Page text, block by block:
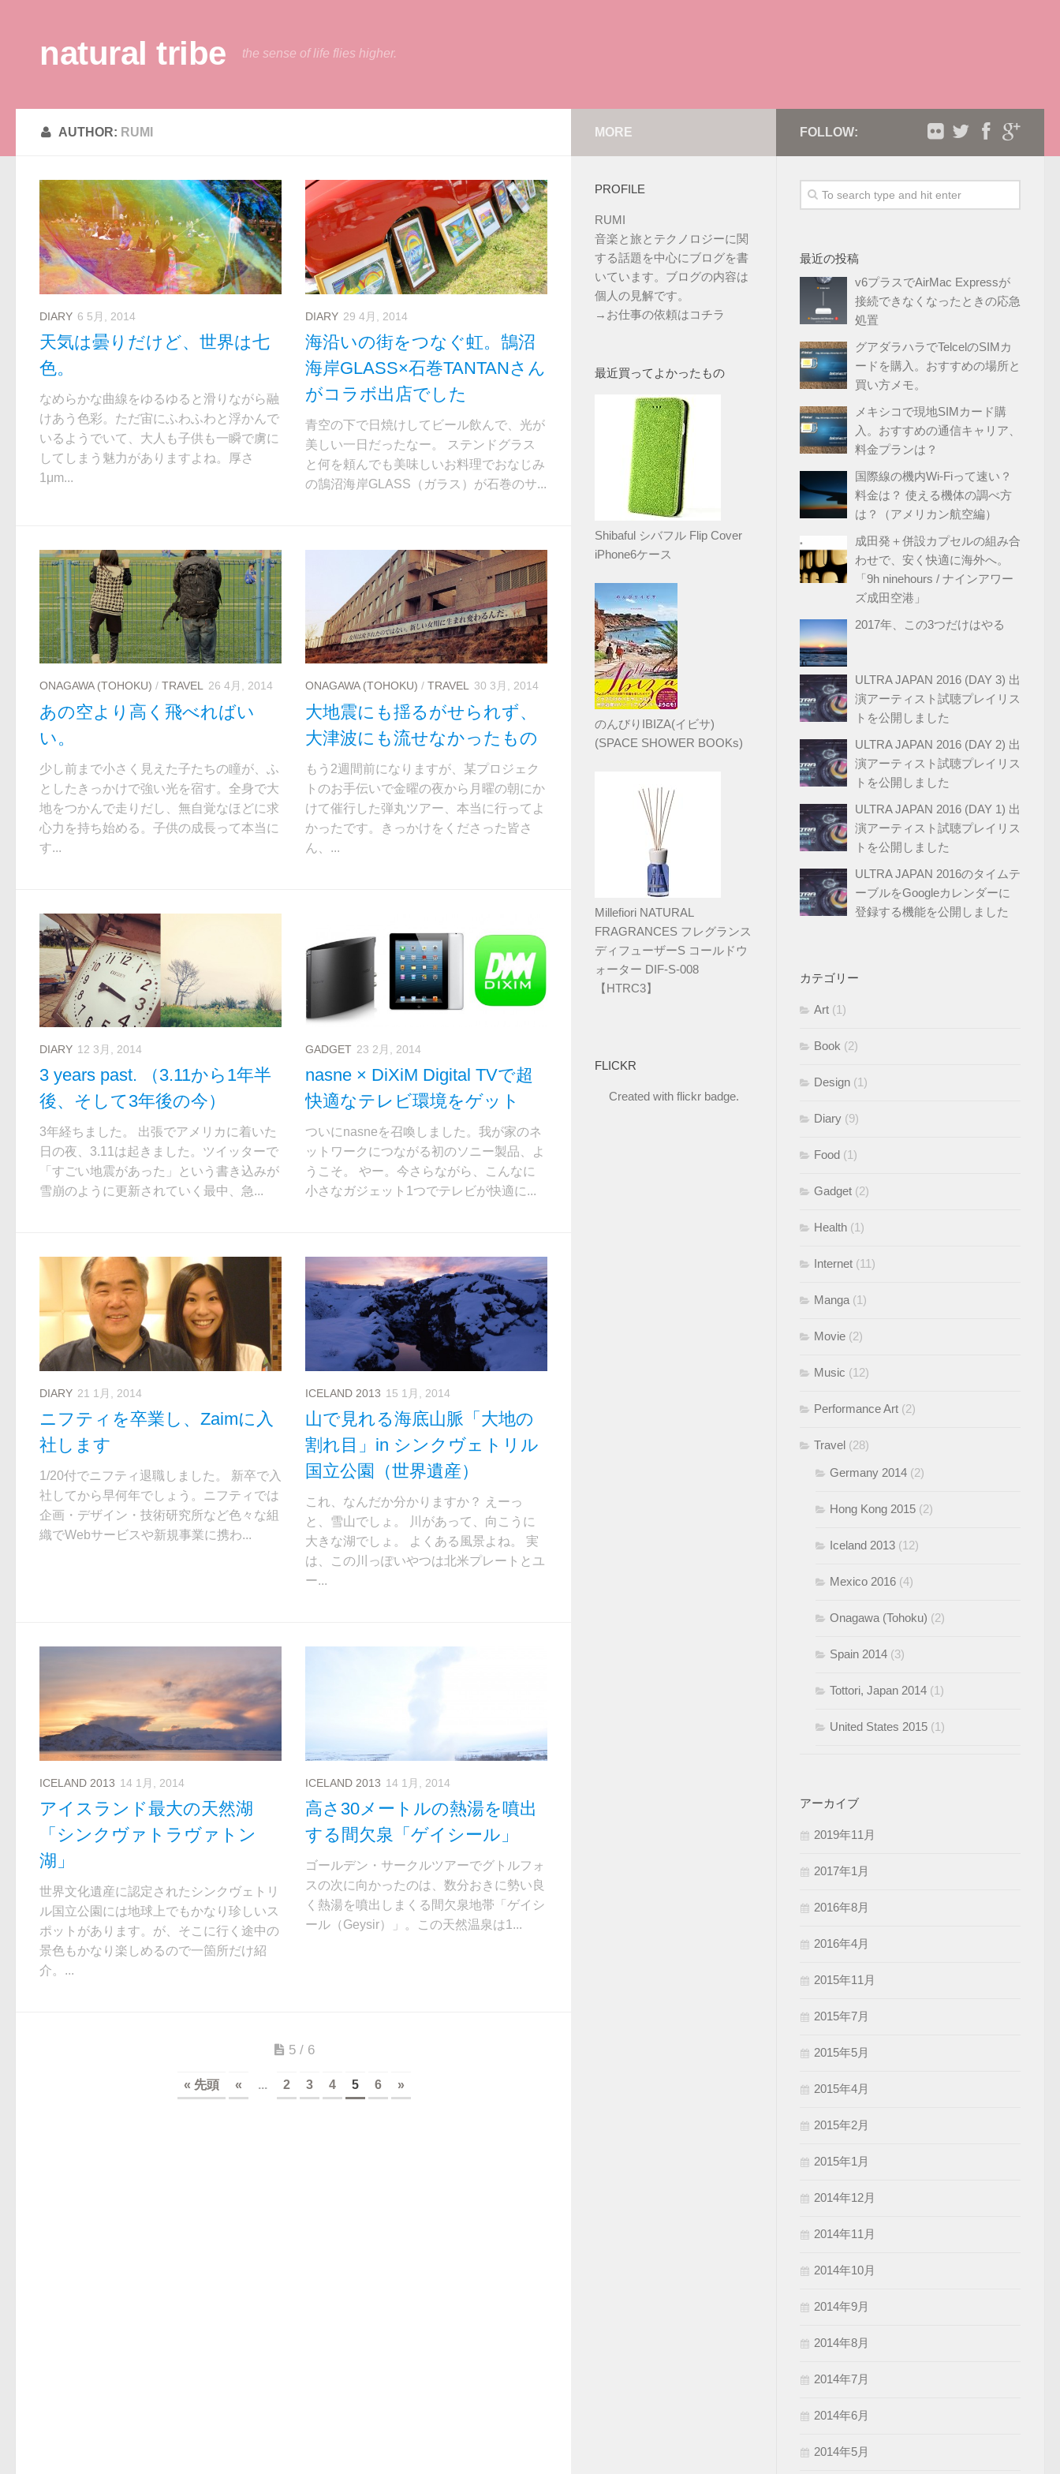
natural tribe the sense of life flies higher.
AUTHOR: RUMI
DIARY 6 5月, 2014
天気は曇りだけど、世界は七
色。
なめらかな曲線をゆるゆると滑りながら融
けあう色彩。ただ宙にふわふわと浮かんで
いるようでいて、大人も子供も一瞬で虜に
してしまう魅力がありますよね。厚さ
1μm...
DIARY 29 4月, 2014
海沿いの街をつなぐ虹。鵠沼
海岸GLASS×石巻TANTANさん
がコラボ出店でした
青空の下で日焼けしてビール飲んで、光が
美しい一日だったなー。 ステンドグラス
と何を頼んでも美味しいお料理でおなじみ
の鵠沼海岸GLASS（ガラス）が石巻のサ...
ONAGAWA (TOHOKU) / TRAVEL 26 4月, 2014
あの空より高く飛べればい
い。
少し前まで小さく見えた子たちの瞳が、ふ
としたきっかけで強い光を宿す。全身で大
地をつかんで走りだし、無自覚なほどに求
心力を持ち始める。子供の成長って本当に
す...
ONAGAWA (TOHOKU) / TRAVEL 30 3月, 2014
大地震にも揺るがせられず、
大津波にも流せなかったもの
もう2週間前になりますが、某プロジェク
トのお手伝いで金曜の夜から月曜の朝にか
けて催行した弾丸ツアー、本当に行ってよ
かったです。きっかけをくださった皆さ
ん、...
DIARY 12 3月, 2014
3 years past. （3.11から1年半
後、そして3年後の今）
3年経ちました。 出張でアメリカに着いた
日の夜、3.11は起きました。ツイッターで
「すごい地震があった」という書き込みが
雪崩のように更新されていく最中、急...
GADGET 23 2月, 2014
nasne × DiXiM Digital TVで超
快適なテレビ環境をゲット
ついにnasneを召喚しました。我が家のネ
ットワークにつながる初のソニー製品、よ
うこそ。 やー。今さらながら、こんなに
小さなガジェット1つでテレビが快適に...
DIARY 21 1月, 2014
ニフティを卒業し、Zaimに入
社します
1/20付でニフティ退職しました。 新卒で入
社してから早何年でしょう。ニフティでは
企画・デザイン・技術研究所など色々な組
織でWebサービスや新規事業に携わ...
ICELAND 2013 15 1月, 2014
山で見れる海底山脈「大地の
割れ目」in シンクヴェトリル
国立公園（世界遺産）
これ、なんだか分かりますか？ えーっ
と、雪山でしょ。 川があって、向こうに
大きな湖でしょ。 よくある風景よね。 実
は、この川っぽいやつは北米プレートとユ
ー...
ICELAND 2013 14 1月, 2014
アイスランド最大の天然湖
「シンクヴァトラヴァトン
湖」
世界文化遺産に認定されたシンクヴェトリ
ル国立公園には地球上でもかなり珍しいス
ポットがあります。が、そこに行く途中の
景色もかなり楽しめるので一箇所だけ紹
介。...
ICELAND 2013 14 1月, 2014
高さ30メートルの熱湯を噴出
する間欠泉「ゲイシール」
ゴールデン・サークルツアーでグトルフォ
スの次に向かったのは、数分おきに勢い良
く熱湯を噴出しまくる間欠泉地帯「ゲイシ
ール（Geysir）」。この天然温泉は1...
5 / 6
« 先頭 « ... 2 3 4 5 6 »
FOLLOW:
最近の投稿
v6プラスでAirMac Expressが
接続できなくなったときの応急
処置
グアダラハラでTelcelのSIMカ
ードを購入。おすすめの場所と
買い方メモ。
メキシコで現地SIMカード購
入。おすすめの通信キャリア、
料金プランは？
国際線の機内Wi-Fiって速い？
料金は？ 使える機体の調べ方
は？（アメリカン航空編）
成田発＋併設カプセルの組み合
わせで、安く快適に海外へ。
「9h ninehours / ナインアワー
ズ成田空港」
2017年、この3つだけはやる
ULTRA JAPAN 2016 (DAY 3) 出
演アーティスト試聴プレイリス
トを公開しました
ULTRA JAPAN 2016 (DAY 2) 出
演アーティスト試聴プレイリス
トを公開しました
ULTRA JAPAN 2016 (DAY 1) 出
演アーティスト試聴プレイリス
トを公開しました
ULTRA JAPAN 2016のタイムテ
ーブルをGoogleカレンダーに
登録する機能を公開しました
カテゴリー
Art (1)
Book (2)
Design (1)
Diary (9)
Food (1)
Gadget (2)
Health (1)
Internet (11)
Manga (1)
Movie (2)
Music (12)
Performance Art (2)
Travel (28)
Germany 2014 (2)
Hong Kong 2015 (2)
Iceland 2013 (12)
Mexico 2016 (4)
Onagawa (Tohoku) (2)
Spain 2014 (3)
Tottori, Japan 2014 (1)
United States 2015 (1)
アーカイブ
2019年11月
2017年1月
2016年8月
2016年4月
2015年11月
2015年7月
2015年5月
2015年4月
2015年2月
2015年1月
2014年12月
2014年11月
2014年10月
2014年9月
2014年8月
2014年7月
2014年6月
2014年5月
MORE
PROFILE
RUMI
音楽と旅とテクノロジーに関
する話題を中心にブログを書
いています。ブログの内容は
個人の見解です。
→ お仕事の依頼はコチラ
最近買ってよかったもの
Shibaful シバフル Flip Cover
iPhone6ケース
のんびりIBIZA(イビサ)
(SPACE SHOWER BOOKs)
Millefiori NATURAL
FRAGRANCES フレグランス
ディフューザーS コールドウ
ォーター DIF-S-008
【HTRC3】
FLICKR
Created with flickr badge.